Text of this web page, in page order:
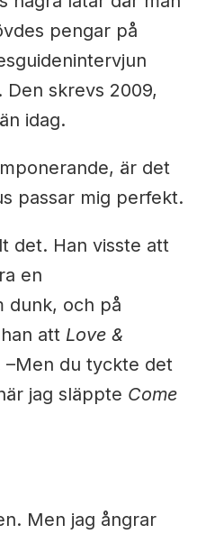
pengar på
Den skrevs 2009,
idag.
är det
passar mig perfekt.
det. Han visste att
en
dunk, och på
att Love &
–Men du tyckte det
jag släppte Come
Men jag ångrar